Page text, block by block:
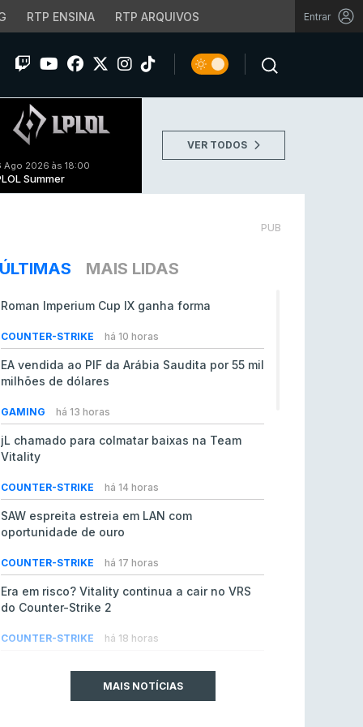
RTP ENSINA RTP ARQUIVOS Entrar
Ago 2026 às 18:00
Summer
VER TODOS
PUB
ÚLTIMAS MAIS LIDAS
Roman Imperium Cup IX ganha forma
COUNTER-STRIKE há 10 horas
EA vendida ao PIF da Arábia Saudita por 55 mil
milhões de dólares
GAMING há 13 horas
jL chamado para colmatar baixas na Team
Vitality
COUNTER-STRIKE há 14 horas
SAW espreita estreia em LAN com
oportunidade de ouro
COUNTER-STRIKE há 17 horas
Era em risco? Vitality continua a cair no VRS
do Counter-Strike 2
COUNTER-STRIKE há 18 horas
comunitários de League of Legends
MAIS NOTÍCIAS